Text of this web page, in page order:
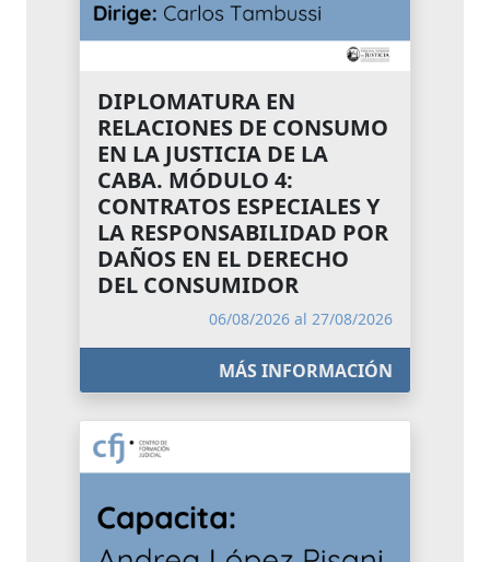
DIPLOMATURA EN
RELACIONES DE CONSUMO
EN LA JUSTICIA DE LA
CABA. MÓDULO 4:
CONTRATOS ESPECIALES Y
LA RESPONSABILIDAD POR
DAÑOS EN EL DERECHO
DEL CONSUMIDOR
06/08/2026 al 27/08/2026
MÁS INFORMACIÓN